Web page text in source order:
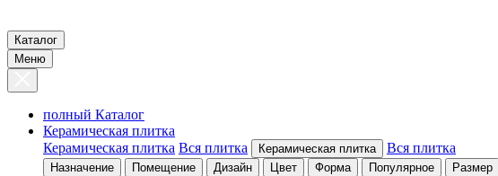
Каталог
Меню
полный Каталог
Керамическая плитка
Керамическая плитка Вся плитка Керамическая плитка Вся плитка
Назначение Помещение Дизайн Цвет Форма Популярное Размер